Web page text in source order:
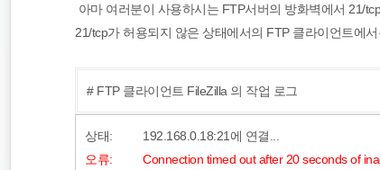
아마 여러분이 사용하시는 FTP서버의 방화벽에서 21/
21/tcp가 허용되지 않은 상태에서의 FTP 클라이언트에
# FTP 클라이언트 FileZilla 의 작업 로그
상태:
192.168.0.18:21에 연결...
오류:
Connection timed out after 20 seconds of